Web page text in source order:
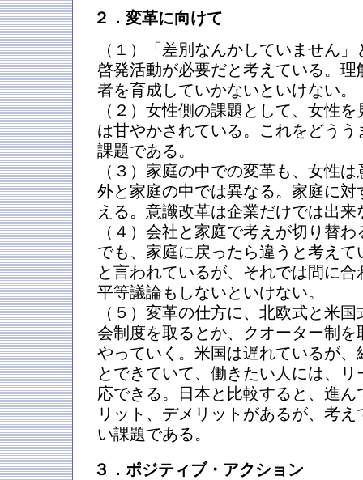
２．変革に向けて
（１）「差別なんかしていません
啓発活動が必要だと考えている。
者を育成していかないといけない。
（２）女性側の課題として、女性
は甘やかされている。これをどう
課題である。
（３）家庭の中での変革も、女性
外と家庭の中では異なる。家庭に
える。意識改革は企業だけでは出来
（４）会社と家庭で考えが切り替
でも、家庭に戻ったら違うと考え
と言われているが、それでは間に
平等議論もしないといけない。
（５）変革の仕方に、北欧式と米
会制度を取るとか、クオーター制
やっていく。米国は遅れているが
とできていて、働きたい人には、
応できる。日本と比較すると、進
リット、デメリットがあるが、考
い課題である。
３．ポジティブ・アクション